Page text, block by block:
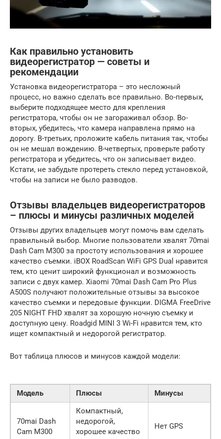
Как правильно установить
видеорегистратор — советы и
рекомендации
Установка видеорегистратора – это несложный
процесс, но важно сделать все правильно. Во-первых,
выберите подходящее место для крепления
регистратора, чтобы он не загораживал обзор. Во-
вторых, убедитесь, что камера направлена прямо на
дорогу. В-третьих, проложите кабель питания так, чтобы
он не мешал вождению. В-четвертых, проверьте работу
регистратора и убедитесь, что он записывает видео.
Кстати, не забудьте протереть стекло перед установкой,
чтобы на записи не было разводов.
Отзывы владельцев видеорегистраторов
– плюсы и минусы различных моделей
Отзывы других владельцев могут помочь вам сделать
правильный выбор. Многие пользователи хвалят 70mai
Dash Cam M300 за простоту использования и хорошее
качество съемки. iBOX RoadScan WiFi GPS Dual нравится
тем, кто ценит широкий функционал и возможность
записи с двух камер. Xiaomi 70mai Dash Cam Pro Plus
A500S получают положительные отзывы за высокое
качество съемки и передовые функции. DIGMA FreeDrive
205 NIGHT FHD хвалят за хорошую ночную съемку и
доступную цену. Roadgid MINI 3 Wi-Fi нравится тем, кто
ищет компактный и недорогой регистратор.
Вот таблица плюсов и минусов каждой модели:
Модель Плюсы Минусы
70mai Dash
Cam M300
Компактный,
недорогой,
хорошее качество
Нет GPS